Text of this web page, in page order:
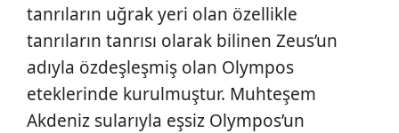
tanrıların uğrak yeri olan özellikle
tanrıların tanrısı olarak bilinen Zeus’un
adıyla özdeşleşmiş olan Olympos
eteklerinde kurulmuştur. Muhteşem
Akdeniz sularıyla eşsiz Olympos’un